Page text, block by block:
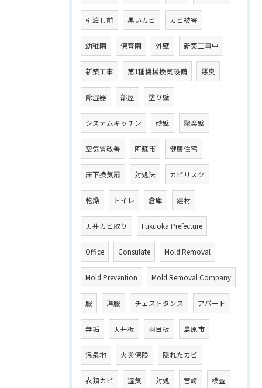
引渡し前 黒いカビ カビ被害
幼稚園 保育園 外壁 新築工事中
新築工事 第1種機械換気設備 悪臭
除湿器 部屋 塗り壁
システムキッチン 砂壁 聚楽壁
空気質改善 阿蘇市 健康住宅
床下換気扇 対処法 カビリスク
乾燥 トイレ 倉庫 建材
天井カビ取り Fukuoka Prefecture
Office Consulate Mold Removal
Mold Prevention Mold Removal Company
服 洋服 チェストタンス アパート
無垢 天井板 羽目板 島原市
温泉地 火災保険 隠れたカビ
衣類カビ 湿気 対処 宮崎 検査